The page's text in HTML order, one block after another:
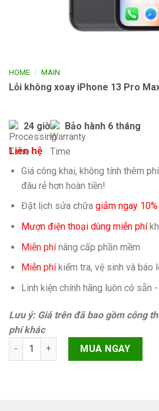
HOME / MAIN
Lỗi không xoay iPhone 13 Pro
24 giờ Bảo hành 6 tháng
Liên hệ
Giá công khai, không tính thêm
đâu rẻ hơn hoàn tiền!
Đặt lịch sửa chữa giảm ngay 10%
Mượn điện thoại dùng miễn phí
Miễn phínâng cấp phần mềm
Miễn phíkiếm tra, vệ sinh và báo
Linh kiện chính hãng luôn có sẵn
Lưu ý: Giá trên đã bao gồm công
phí khác
Lỗi không xoay iPhone 13 Pro Max
MUA NGAY